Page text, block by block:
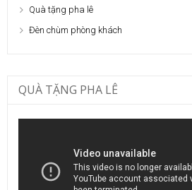
Quà tặng pha lê
Đèn chùm phòng khách
QUÀ TẶNG PHA LÊ